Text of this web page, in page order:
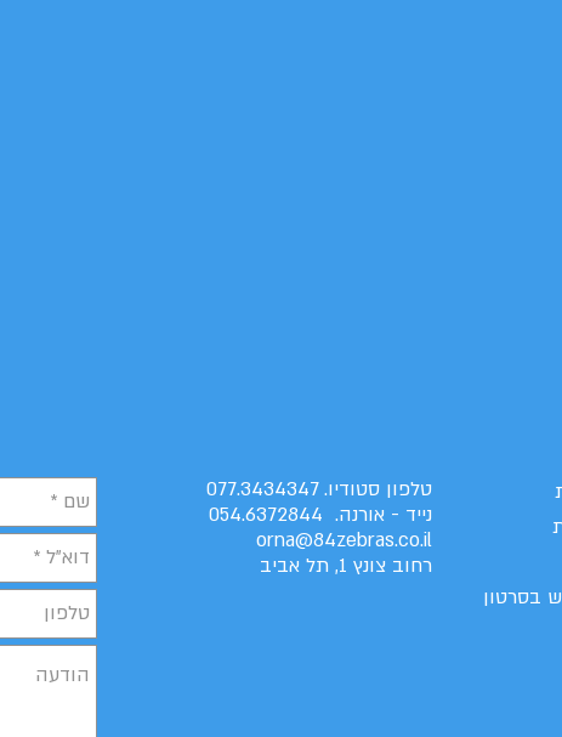
בסרטון
טלפון סטודיו. 077.3434347
נייד - אורנה. 054.6372844
orna@84zebras.co.il
רחוב צונץ 1, תל אביב